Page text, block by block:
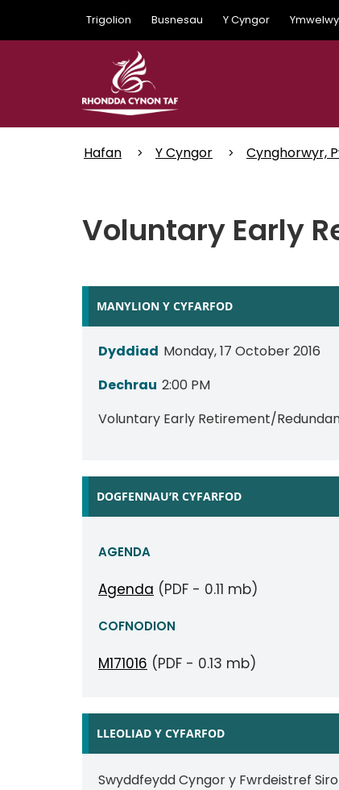
main
Trigolion Busnesau Y Cyngor
Hafan Y Cyngor Cynghorwyr,
Voluntary Early
MANYLION Y CYFARFOD
Dyddiad Monday, 17 October 2016
Dechrau 2:00 PM
Voluntary Early Retirement/
DOGFENNAU’R CYFARFOD
AGENDA
Agenda (PDF - 0.11 mb)
COFNODION
M171016 (PDF - 0.13 mb)
LLEOLIAD Y CYFARFOD
Swyddfeydd Cyngor y Fwrdeistref